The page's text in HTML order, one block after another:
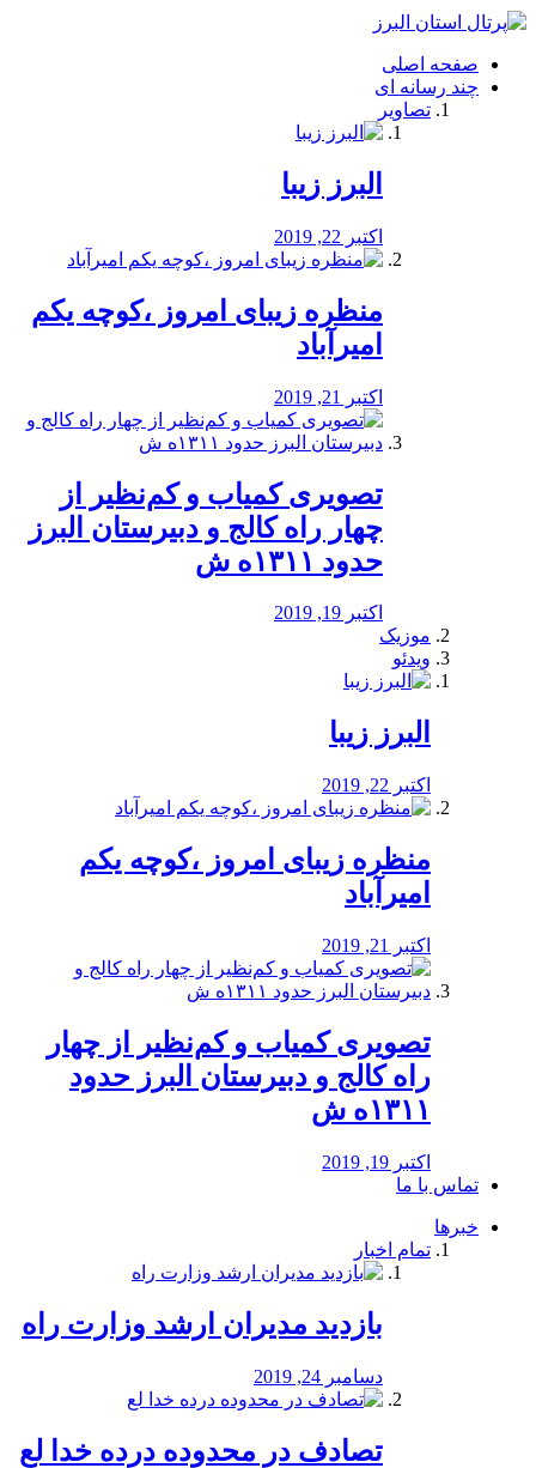
فصد
شرق
تهران
خشکشویی
صفحه اصلی
چند رسانه ای
تصاویر
البرز زیبا
اکتبر 22, 2019
منظره‌‌ زیبای امروز ،کوچه یکم
امیرآباد
اکتبر 21, 2019
️تصویری کمیاب و کم‌نظیر از
چهار راه كالج و دبيرستان البرز
حدود ۱۳۱۱ه ش
اکتبر 19, 2019
موزیک
ویدئو
البرز زیبا
اکتبر 22, 2019
منظره‌‌ زیبای امروز ،کوچه یکم
امیرآباد
اکتبر 21, 2019
️تصویری کمیاب و کم‌نظیر از چهار
راه كالج و دبيرستان البرز حدود
۱۳۱۱ه ش
اکتبر 19, 2019
تماس با ما
خبرها
تمام اخبار
بازدید مدیران ارشد وزارت راه
دسامبر 24, 2019
تصادف در محدوده درده خدا لع